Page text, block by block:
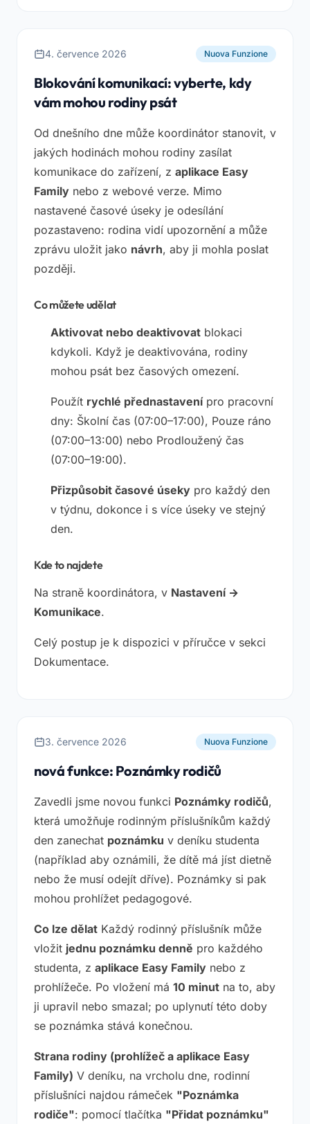
4. července 2026 Nuova Funzione
Blokování komunikací: vyberte, kdy
vám mohou rodiny psát
Od dnešního dne může koordinátor stanovit, v
jakých hodinách mohou rodiny zasílat
komunikace do zařízení, z aplikace Easy
Family nebo z webové verze. Mimo
nastavené časové úseky je odesílání
pozastaveno: rodina vidí upozornění a může
zprávu uložit jako návrh, aby ji mohla poslat
později.
Co můžete udělat
Aktivovat nebo deaktivovat blokaci
kdykoli. Když je deaktivována, rodiny
mohou psát bez časových omezení.
Použít rychlé přednastavenípro pracovní
dny: Školní čas (07:00–17:00), Pouze ráno
(07:00–13:00) nebo Prodloužený čas
(07:00–19:00).
Přizpůsobit časové úseky pro každý den
v týdnu, dokonce i s více úseky ve stejný
den.
Kde to najdete
Na straně koordinátora, v Nastavení →
Komunikace.
Celý postup je k dispozici v příručce v sekci
Dokumentace.
3. července 2026 Nuova Funzione
nová funkce: Poznámky rodičů
Zavedli jsme novou funkci Poznámky rodičů,
která umožňuje rodinným příslušníkům každý
den zanechat poznámku v deníku studenta
(například aby oznámili, že dítě má jíst dietně
nebo že musí odejít dříve). Poznámky si pak
mohou prohlížet pedagogové.
Co lze dělat Každý rodinný příslušník může
vložit jednu poznámku denně pro každého
studenta, z aplikace Easy Family nebo z
prohlížeče. Po vložení má 10 minut na to, aby
ji upravil nebo smazal; po uplynutí této doby
se poznámka stává konečnou.
Strana rodiny (prohlížeč a aplikace Easy
Family) V deníku, na vrcholu dne, rodinní
příslušníci najdou rámeček "Poznámka
rodiče": pomocí tlačítka "Přidat poznámku"